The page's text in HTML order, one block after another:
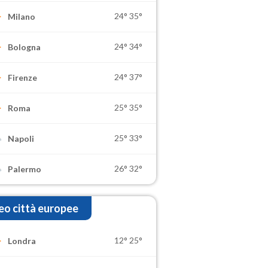
Milano 24° 35°
Bologna 24° 34°
Firenze 24° 37°
Roma 25° 35°
Napoli 25° 33°
Palermo 26° 32°
città europee
Londra 12° 25°